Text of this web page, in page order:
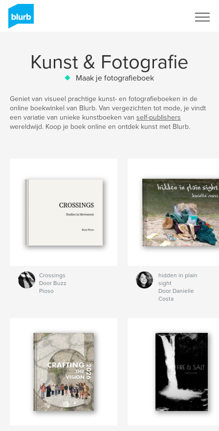
Kunst & Fotografie
Maak je fotografieboek
Geniet van visueel prachtige kunst- en fotografieboeken in de
online boekwinkel van Blurb. Van vergezichten tot mode, je vindt
een variatie van unieke kunstboeken van self-publishers
wereldwijd. Koop je boek online en ontdek kunst met Blurb.
Crossings
Door Buzz
Pioso
hidden in plain
sight
Door Danielle
Costa